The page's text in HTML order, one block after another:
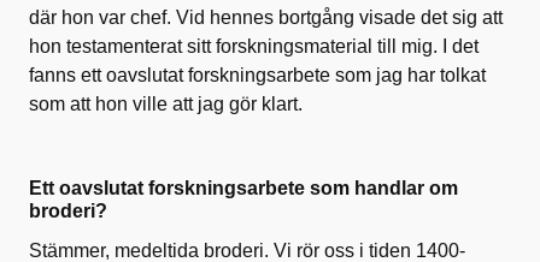
där hon var chef. Vid hennes bortgång visade det sig att
hon testamenterat sitt forskningsmaterial till mig. I det
fanns ett oavslutat forskningsarbete som jag har tolkat
som att hon ville att jag gör klart.
Ett oavslutat forskningsarbete som handlar om
broderi?
Stämmer, medeltida broderi. Vi rör oss i tiden 1400-